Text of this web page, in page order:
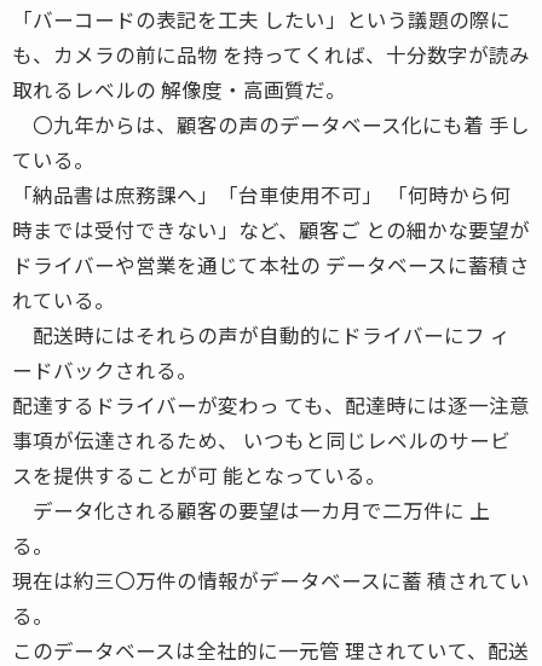
「バーコードの表記を工夫 したい」という議題の際に
も、カメラの前に品物 を持ってくれば、十分数字が読み
取れるレベルの 解像度・高画質だ。
〇九年からは、顧客の声のデータベース化にも着 手し
ている。
「納品書は庶務課へ」「台車使用不可」 「何時から何
時までは受付できない」など、顧客ご との細かな要望が
ドライバーや営業を通じて本社の データベースに蓄積さ
れている。
配送時にはそれらの声が自動的にドライバーにフ ィ
ードバックされる。
配達するドライバーが変わっ ても、配達時には逐一注意
事項が伝達されるため、 いつもと同じレベルのサービ
スを提供することが可 能となっている。
データ化される顧客の要望は一カ月で二万件に 上
る。
現在は約三〇万件の情報がデータベースに蓄 積されてい
る。
このデータベースは全社的に一元管 理されていて、配送